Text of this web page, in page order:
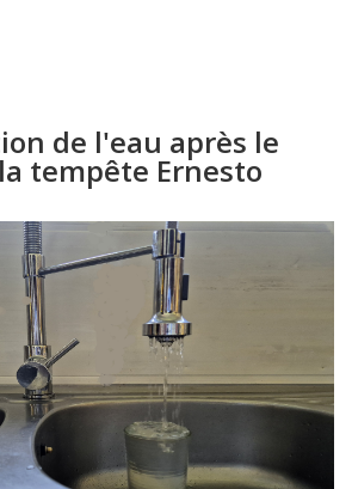
de l'eau après le
tempête Ernesto